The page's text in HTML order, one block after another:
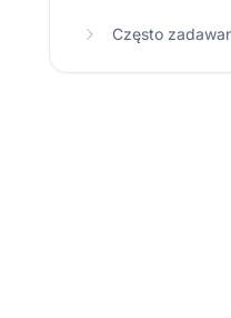
Często